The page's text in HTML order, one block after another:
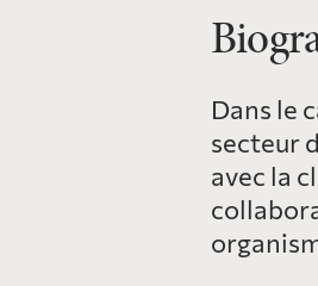
Dans le
secteur
avec la